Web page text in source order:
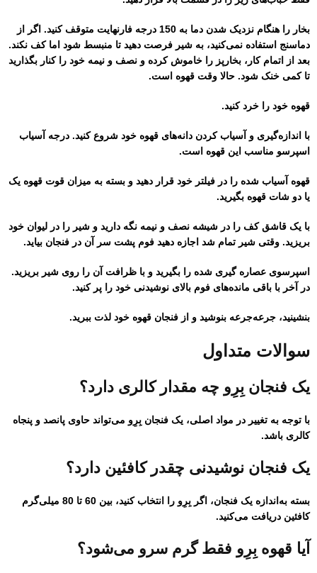
بخار را هنگام نزدیک شدن دما به 150 درجه فارنهایت متوقف کنید. اگر از
دماسنج استفاده نمی‌کنید، به شیر فرصت دهید تا منبسط شود اما کف نکند.
بعد از اتمام کار، بخارپز را خاموش کرده و نصف و نیمه خود را کنار بگذارید
تا کمی خنک شود. حالا وقت قهوه است.
قهوه خود را خرد کنید.
با اندازه‌گیری و آسیاب کردن دانه‌های قهوه خود شروع کنید. درجه آسیاب
اسپرسو مناسب این قهوه است.
قهوه آسیاب شده را در فیلتر خود قرار دهید و بسته به میزان قوت قهوه یک
یا دو شات قهوه بگیرید.
با یک قاشق کف را در شیشه نصف و نیمه نگه دارید و شیر را در لیوان خود
بریزید. وقتی شیر تمام شد اجازه دهید فوم پشت سر آن در فنجان بیاید.
اسپرسوی عصاره گیری شده را بگیرید و با ظرافت آن را روی شیر بریزید.
در آخر با باقی مانده‌های فوم بالای نوشیدنی خود را پر کنید.
بنشینید، جرعه‌جرعه بنوشید و از فنجان قهوه خود لذت ببرید.
سوالات متداول
یک فنجان بِرِو چه مقدار کالری دارد؟
با توجه به تغییر در مواد اصلی، یک فنجان بِرِو می‌تواند حاوی پانصد و پنجاه
کالری باشد.
یک فنجان نوشیدنی چقدر کافئین دارد؟
بسته به‌اندازه یک فنجان، اگر بِرِو را انتخاب کنید، بین 60 تا 80 میلی‌گرم
کافئین دریافت می‌کنید.
آیا قهوه بِرِو فقط گرم سرو می‌شود؟